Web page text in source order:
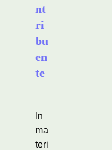
nt
ri
bu
en
te
In
ma
teri